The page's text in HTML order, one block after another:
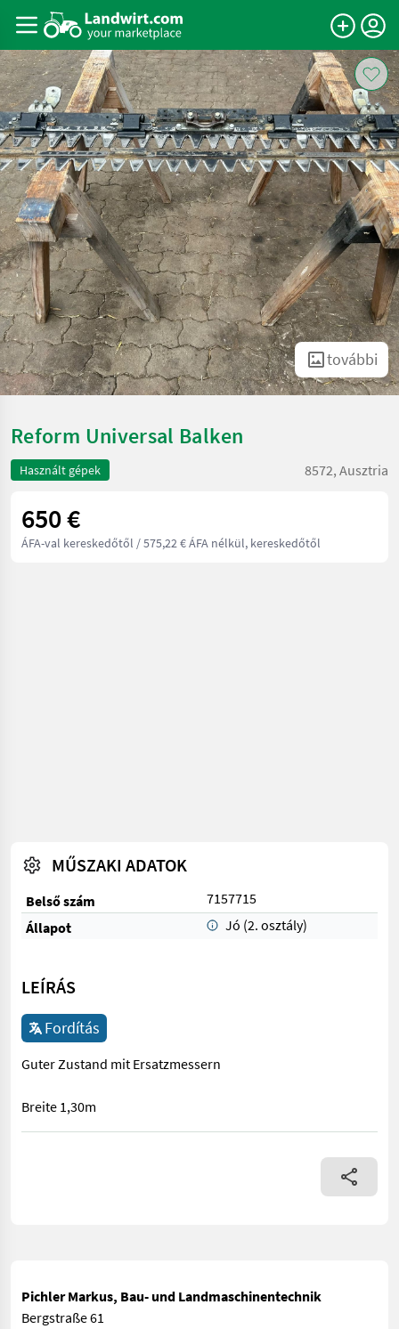
további
Reform Universal Balken
Használt gépek 8572, Ausztria
650 €
ÁFA-val kereskedőtől / 575,22 € ÁFA nélkül, kereskedőtől
MŰSZAKI ADATOK
Belső szám
7157715
Állapot
Jó (2. osztály)
LEÍRÁS
Fordítás
Guter Zustand mit Ersatzmessern
Breite 1,30m
Guter Zustand mit Ersatzmessern Breite 1,30m
Pichler Markus, Bau- und Landmaschinentechnik
Bergstraße 61